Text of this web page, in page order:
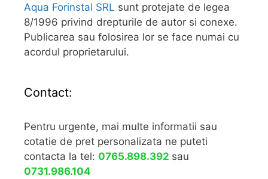
Aqua Forinstal SRL sunt protejate de legea
8/1996 privind drepturile de autor si conexe.
Publicarea sau folosirea lor se face numai cu
acordul proprietarului.
Contact:
Pentru urgente, mai multe informatii sau
cotatie de pret personalizata ne puteti
contacta la tel: 0765.898.392 sau
0731.986.104